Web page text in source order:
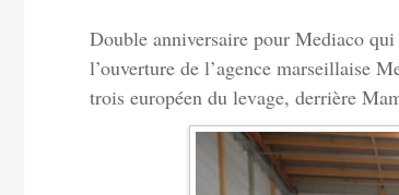
Double anniversaire pour Mediaco
l’ouverture de l’agence marseillaise
trois européen du levage, derrière